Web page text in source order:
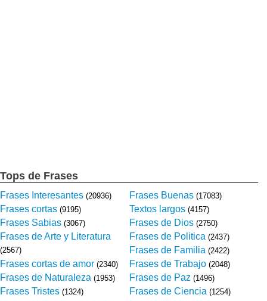
Tops de Frases
Frases Interesantes (20936) Frases Buenas (17083)
Frases cortas (9195) Textos largos (4157)
Frases Sabias (3067) Frases de Dios (2750)
Frases de Arte y Literatura
(2567)
Frases de Politica (2437)
Frases de Familia (2422)
Frases cortas de amor (2340) Frases de Trabajo (2048)
Frases de Naturaleza (1953) Frases de Paz (1496)
Frases Tristes (1324) Frases de Ciencia (1254)